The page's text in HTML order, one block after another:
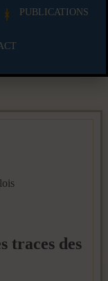
PUBLICATIONS
traces des